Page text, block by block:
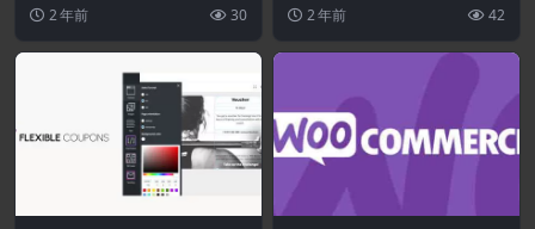
2 年前 30 2 年前 42